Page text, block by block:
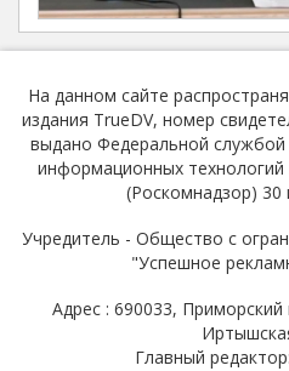
На данном сайте
издания TrueDV, номер
выдано Федеральной службой
информационных
(Роскомнадзор) 30
Учредитель - Общество с
"Успешное
Адрес : 690033, Приморский
Главный